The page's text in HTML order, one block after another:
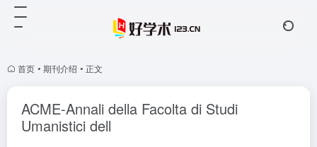
首页 • 期刊介绍 • 正文
ACME-Annali della Facolta di Studi
Umanistici dell